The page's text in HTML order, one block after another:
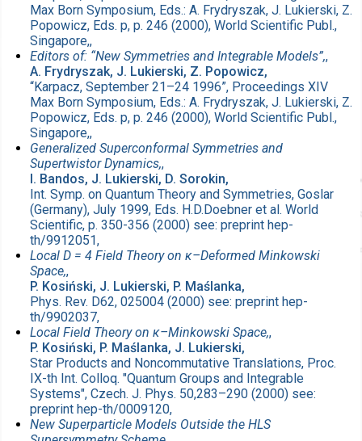
Max Born Symposium, Eds.: A. Frydryszak, J. Lukierski, Z.
Popowicz, Eds. p, p. 246 (2000), World Scientific Publ.,
Singapore,,
Editors of: “New Symmetries and Integrable Models”,,
A. Frydryszak, J. Lukierski, Z. Popowicz,
“Karpacz, September 21–24 1996”, Proceedings XIV
Max Born Symposium, Eds.: A. Frydryszak, J. Lukierski, Z.
Popowicz, Eds. p, p. 246 (2000), World Scientific Publ.,
Singapore,,
Generalized Superconformal Symmetries and
Supertwistor Dynamics,,
I. Bandos, J. Lukierski, D. Sorokin,
Int. Symp. on Quantum Theory and Symmetries, Goslar
(Germany), July 1999, Eds. H.D.Doebner et al. World
Scientific, p. 350-356 (2000) see: preprint hep-
th/9912051,
Local D = 4 Field Theory on κ–Deformed Minkowski
Space,,
P. Kosiński, J. Lukierski, P. Maślanka,
Phys. Rev. D62, 025004 (2000) see: preprint hep-
th/9902037,
Local Field Theory on κ–Minkowski Space,,
P. Kosiński, P. Maślanka, J. Lukierski,
Star Products and Noncommutative Translations, Proc.
IX-th Int. Colloq. "Quantum Groups and Integrable
Systems", Czech. J. Phys. 50,283–290 (2000) see:
preprint hep-th/0009120,
New Superparticle Models Outside the HLS